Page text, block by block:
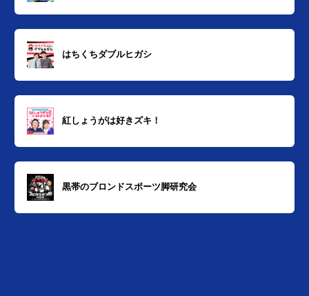
はちくちダブルヒガシ
紅しょうがは好きズキ！
黒帯のブロンドスポーツ脚研究会